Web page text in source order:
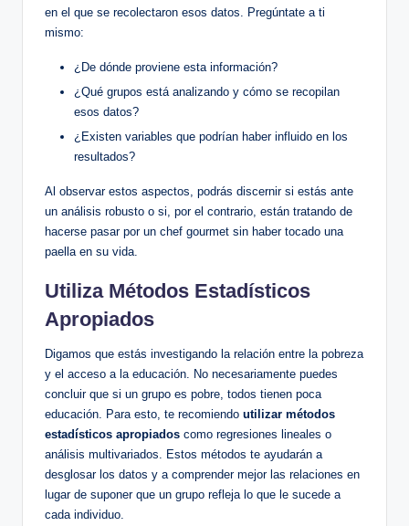
en el que se recolectaron esos datos. Pregúntate a ti
mismo:
¿De dónde proviene esta información?
¿Qué grupos está analizando y cómo se recopilan
esos datos?
¿Existen variables que podrían haber influido en los
resultados?
Al observar estos aspectos, podrás discernir si estás ante
un análisis robusto o si, por el contrario, están tratando de
hacerse pasar por un chef gourmet sin haber tocado una
paella en su vida.
Utiliza Métodos Estadísticos
Apropiados
Digamos que estás investigando la relación entre la pobreza
y el acceso a la educación. No necesariamente puedes
concluir que si un grupo es pobre, todos tienen poca
educación. Para esto, te recomiendo utilizar métodos
estadísticos apropiados como regresiones lineales o
análisis multivariados. Estos métodos te ayudarán a
desglosar los datos y a comprender mejor las relaciones en
lugar de suponer que un grupo refleja lo que le sucede a
cada individuo.